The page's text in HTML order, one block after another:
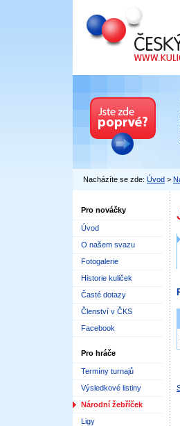
Český
Nacházíte se zde: Úvod >
Pro nováčky
Úvod
O našem svazu
Fotogalerie
Historie kuliček
Časté dotazy
Členství v ČKS
Facebook
Pro hráče
Termíny turnajů
Výsledkové listiny
Národní žebříček
Ligy